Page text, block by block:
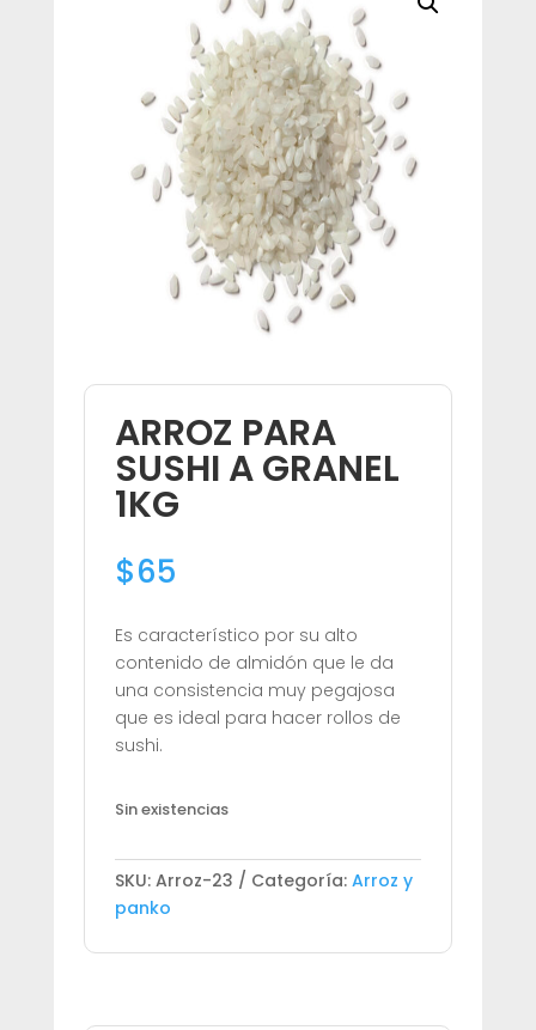
ARROZ PARA
SUSHI A GRANEL
1KG
$65
Es característico por su alto
contenido de almidón que le da
una consistencia muy pegajosa
que es ideal para hacer rollos de
sushi.
Sin existencias
SKU: Arroz-23 Categoría: Arroz y
panko